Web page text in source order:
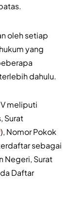
oleh setiap
yang
dahulu.
meliputi
Surat
), Nomor Pokok
sebagai
Negeri, Surat
Daftar